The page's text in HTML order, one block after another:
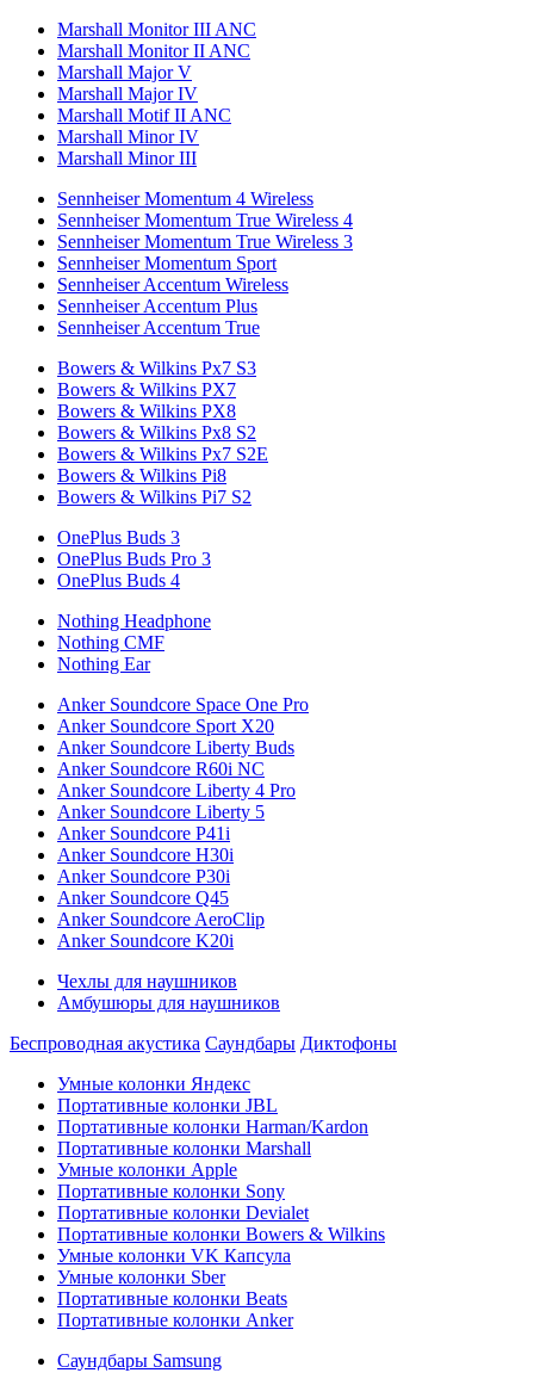
Marshall Monitor III ANC
Marshall Monitor II ANC
Marshall Major V
Marshall Major IV
Marshall Motif II ANC
Marshall Minor IV
Marshall Minor III
Sennheiser Momentum 4 Wireless
Sennheiser Momentum True Wireless 4
Sennheiser Momentum True Wireless 3
Sennheiser Momentum Sport
Sennheiser Accentum Wireless
Sennheiser Accentum Plus
Sennheiser Accentum True
Bowers & Wilkins Px7 S3
Bowers & Wilkins PX7
Bowers & Wilkins PX8
Bowers & Wilkins Px8 S2
Bowers & Wilkins Px7 S2E
Bowers & Wilkins Pi8
Bowers & Wilkins Pi7 S2
OnePlus Buds 3
OnePlus Buds Pro 3
OnePlus Buds 4
Nothing Headphone
Nothing CMF
Nothing Ear
Anker Soundcore Space One Pro
Anker Soundcore Sport X20
Anker Soundcore Liberty Buds
Anker Soundcore R60i NC
Anker Soundcore Liberty 4 Pro
Anker Soundcore Liberty 5
Anker Soundcore P41i
Anker Soundcore H30i
Anker Soundcore P30i
Anker Soundcore Q45
Anker Soundcore AeroClip
Anker Soundcore K20i
Чехлы для наушников
Амбушюры для наушников
Беспроводная акустика Саундбары Диктофоны
Умные колонки Яндекс
Портативные колонки JBL
Портативные колонки Harman/Kardon
Портативные колонки Marshall
Умные колонки Apple
Портативные колонки Sony
Портативные колонки Devialet
Портативные колонки Bowers & Wilkins
Умные колонки VK Капсула
Умные колонки Sber
Портативные колонки Beats
Портативные колонки Anker
Саундбары Samsung